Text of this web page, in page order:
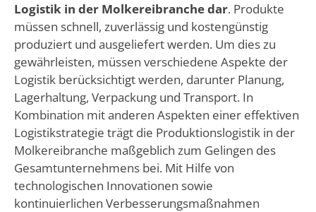
Logistik in der Molkereibranche dar. Produkte
müssen schnell, zuverlässig und kostengünstig
produziert und ausgeliefert werden. Um dies zu
gewährleisten, müssen verschiedene Aspekte der
Logistik berücksichtigt werden, darunter Planung,
Lagerhaltung, Verpackung und Transport. In
Kombination mit anderen Aspekten einer effektiven
Logistikstrategie trägt die Produktionslogistik in der
Molkereibranche maßgeblich zum Gelingen des
Gesamtunternehmens bei. Mit Hilfe von
technologischen Innovationen sowie
kontinuierlichen Verbesserungsmaßnahmen